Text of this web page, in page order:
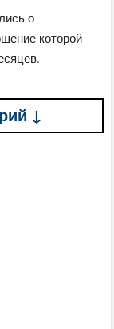
о
которой
↓